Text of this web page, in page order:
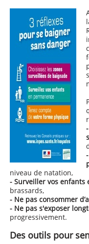
niveau de natation,
- Surveiller vos enfants
brassards,
- Ne pas consommer
- Ne pas s'exposer
progressivement.
Des outils pour